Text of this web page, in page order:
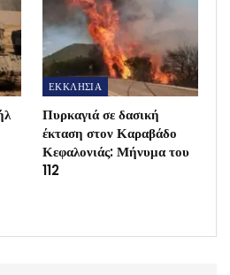
ΕΚΚΛΗΣΙΑ
Πυρκαγιά σε δασική
έκταση στον Καραβάδο
Κεφαλονιάς: Μήνυμα του
112